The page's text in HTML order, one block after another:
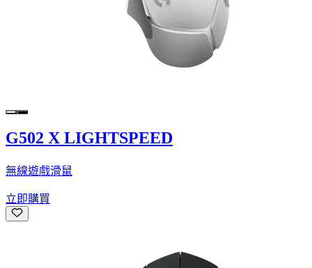
G502 X LIGHTSPEED
無線遊戲滑鼠
立即購買